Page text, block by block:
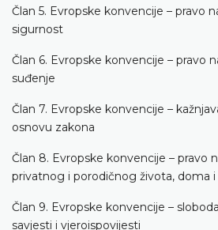
Član 5. Evropske konvencije – pravo
sigurnost
Član 6. Evropske konvencije – pravo
suđenje
Član 7. Evropske konvencije –
osnovu zakona
Član 8. Evropske konvencije – pravo
privatnog i porodičnog života, doma i
Član 9. Evropske konvencije –
savjesti i vjeroispovijesti